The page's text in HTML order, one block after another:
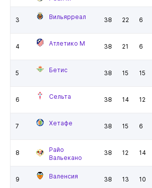
3 Вильярреал 38 22 6
4 Атлетико М 38 21 6
5 Бетис 38 15 15
6 Сельта 38 14 12
7 Хетафе 38 15 6
8
Райо
Вальекано
38 12 14
9 Валенсия 38 13 10